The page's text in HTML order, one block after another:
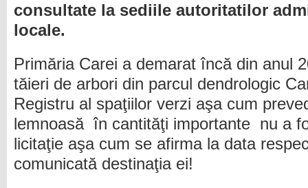
consultate la sediile autoritatilor
locale.
Primăria Carei a demarat încă din anul
tăieri de arbori din parcul dendrologic
Registru al spaţiilor verzi aşa cum
lemnoasă în cantităţi importante nu a
licitaţie aşa cum se afirma la data
comunicată destinaţia ei!